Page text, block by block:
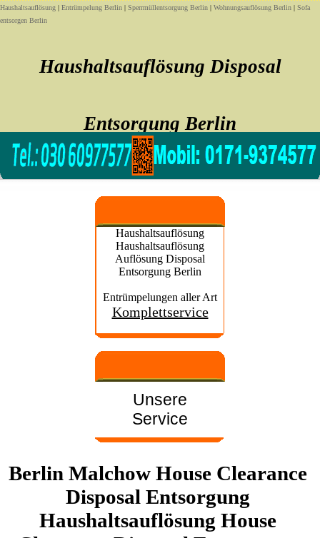
Haushaltsauflösung | Entrümpelung Berlin | Sperrmüllentsorgung Berlin | Wohnungsauflösung Berlin | Sofa
entsorgen Berlin
Haushaltsauflösung Disposal
Entsorgung Berlin
Sofort noch heute Haushaltsauflösung Disposal Entsorgung
Haushaltsauflösung
Haushaltsauflösung
Auflösung Disposal
Entsorgung Berlin
Entrümpelungen aller Art
Komplettservice
Unsere
Service
Berlin Malchow House Clearance
Disposal Entsorgung
Haushaltsauflösung House